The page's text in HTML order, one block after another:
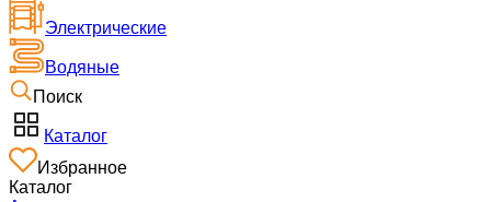
Электрические
Водяные
Поиск
Каталог
Избранное
Каталог